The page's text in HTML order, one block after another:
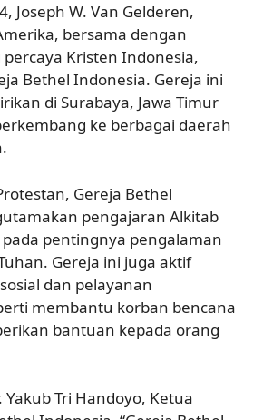
Joseph W. Van Gelderen,
bersama dengan
Kristen Indonesia,
Bethel Indonesia. Gereja ini
di Surabaya, Jawa Timur
ke berbagai daerah
Gereja Bethel
pengajaran Alkitab
pentingnya pengalaman
Gereja ini juga aktif
dan pelayanan
membantu korban bencana
bantuan kepada orang
Tri Handoyo, Ketua